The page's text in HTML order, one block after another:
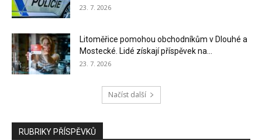
23. 7. 2026
Litoměřice pomohou obchodníkům v Dlouhé a
Mostecké. Lidé získají příspěvek na...
23. 7. 2026
Načíst další
RUBRIKY PŘÍSPĚVKŮ